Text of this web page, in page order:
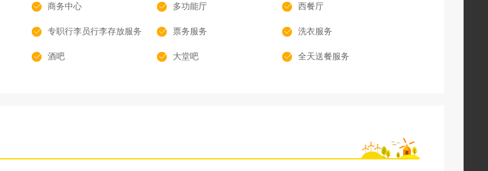
商务中心 多功能厅 西餐厅
专职行李员行李存放服务 票务服务 洗衣服务
酒吧 大堂吧 全天送餐服务